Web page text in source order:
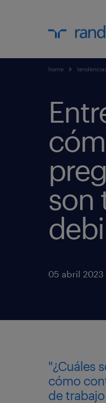
home
son
05 abril 2023
"¿Cuáles
cómo
de trabajo